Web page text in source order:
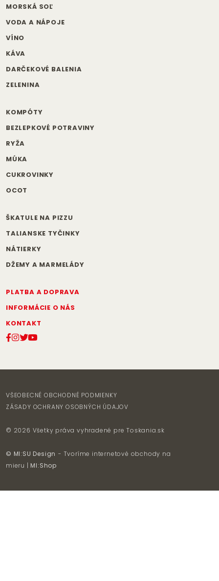
MORSKÁ SOĽ
VODA A NÁPOJE
VÍNO
KÁVA
DARČEKOVÉ BALENIA
ZELENINA
KOMPÓTY
BEZLEPKOVÉ POTRAVINY
RYŽA
MÚKA
CUKROVINKY
OCOT
ŠKATULE NA PIZZU
TALIANSKE TYČINKY
NÁTIERKY
DŽEMY A MARMELÁDY
PLATBA A DOPRAVA
INFORMÁCIE O NÁS
KONTAKT
VŠEOBECNÉ OBCHODNÉ PODMIENKY
ZÁSADY OCHRANY OSOBNÝCH ÚDAJOV
© 2026 Všetky práva vyhradené preToskania.sk
© MI:SU Design - Tvoríme internetové obchody na
mieru | MI:Shop